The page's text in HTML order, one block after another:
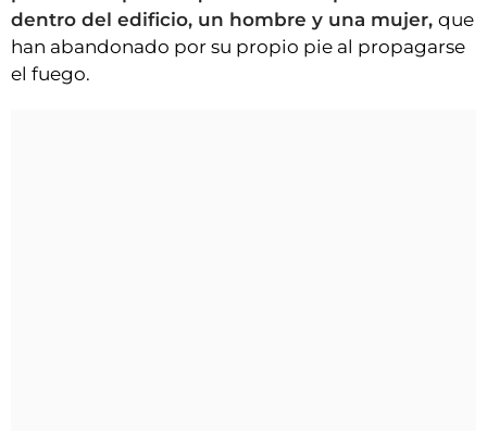
dentro del edificio, un hombre y una mujer, que
han abandonado por su propio pie al propagarse
el fuego.